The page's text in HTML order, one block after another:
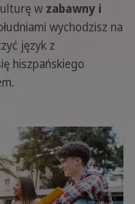
w zabawny i
wychodzisz na
język z
hiszpańskiego